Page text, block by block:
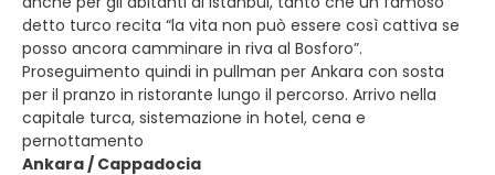
detto turco recita “la vita non può essere così cattiva se
posso ancora camminare in riva al Bosforo”.
Proseguimento quindi in pullman per Ankara con sosta
per il pranzo in ristorante lungo il percorso. Arrivo nella
capitale turca, sistemazione in hotel, cena e
pernottamento
Ankara / Cappadocia